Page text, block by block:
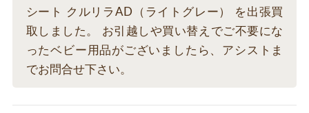
シート クルリラAD（ライトグレー） を出張買
取しました。 お引越しや買い替えでご不要にな
ったベビー用品がございましたら、アシストま
でお問合せ下さい。